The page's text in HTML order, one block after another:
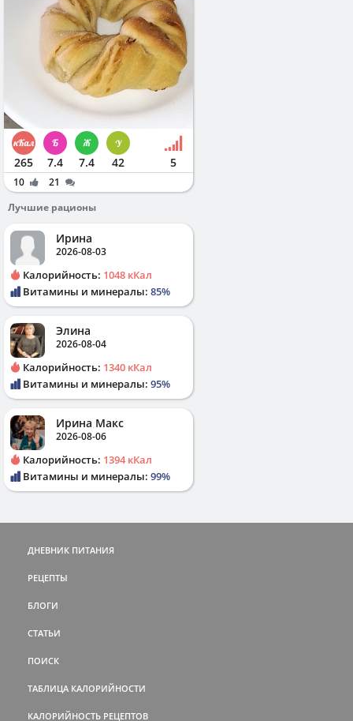
265 7.4 7.4 42 5
10
21
Лучшие рационы
Ирина
2026-08-03
Калорийность: 1048 кКал
Витамины и минералы: 85%
Элина
2026-08-04
Калорийность: 1340 кКал
Витамины и минералы: 95%
Ирина Макс
2026-08-06
Калорийность: 1394 кКал
Витамины и минералы: 99%
ДНЕВНИК ПИТАНИЯ
РЕЦЕПТЫ
БЛОГИ
СТАТЬИ
ПОИСК
ТАБЛИЦА КАЛОРИЙНОСТИ
КАЛОРИЙНОСТЬ РЕЦЕПТОВ